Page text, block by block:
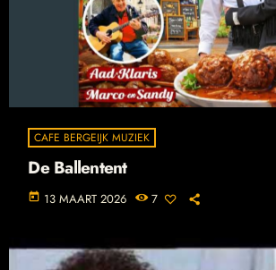
CAFE BERGEIJK MUZIEK
De Ballentent
today 13 MAART 2026 7